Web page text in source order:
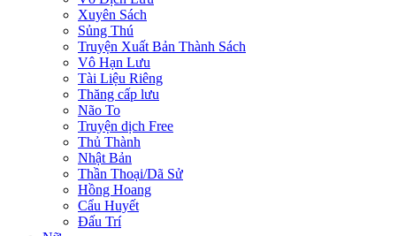
Xuyên Sách
Sủng Thú
Truyện Xuất Bản Thành Sách
Vô Hạn Lưu
Tài Liệu Riêng
Thăng cấp lưu
Não To
Truyện dịch Free
Thủ Thành
Nhật Bản
Thần Thoại/Dã Sử
Hồng Hoang
Cẩu Huyết
Đấu Trí